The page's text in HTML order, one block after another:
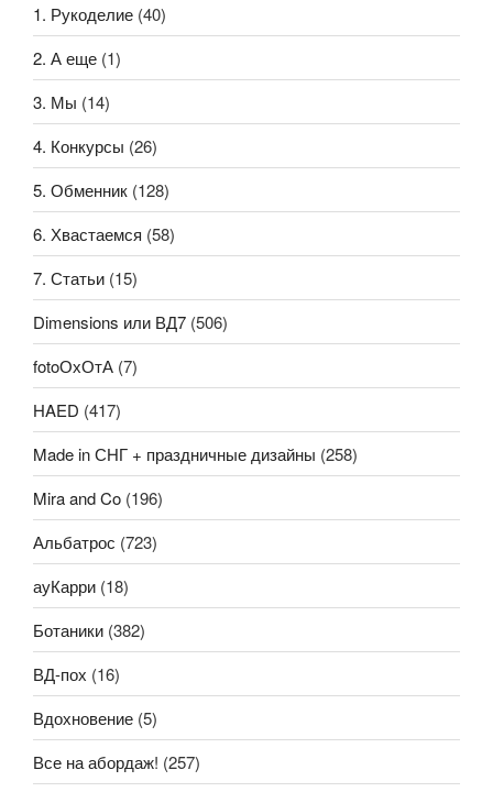
1. Рукоделие (40)
2. А еще (1)
3. Мы (14)
4. Конкурсы (26)
5. Обменник (128)
6. Хвастаемся (58)
7. Статьи (15)
Dimensions или ВД7 (506)
fotoОхОтА (7)
HAED (417)
Made in СНГ + праздничные дизайны (258)
Mira and Co (196)
Альбатрос (723)
ауКарри (18)
Ботаники (382)
ВД-пох (16)
Вдохновение (5)
Все на абордаж! (257)